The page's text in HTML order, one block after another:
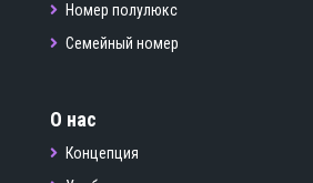
Номер полулюкс
Семейный номер
О нас
Концепция